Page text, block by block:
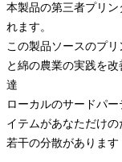
本製品の第三者プリ
れます。
この製品ソースのプ
と綿の農業の実践を
達
ローカルのサードパ
イテムがあなただけ
若干の分散があります